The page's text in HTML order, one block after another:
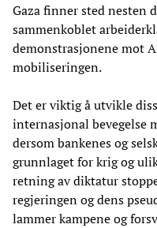
Gaza finner sted nesten
sammenkoblet
demonstrasjonene mot
mobiliseringen.
Det er viktig å utvikle
internasjonal bevegelse
dersom bankenes og
grunnlaget for krig og
retning av diktatur
regjeringen og dens
lammer kampene og